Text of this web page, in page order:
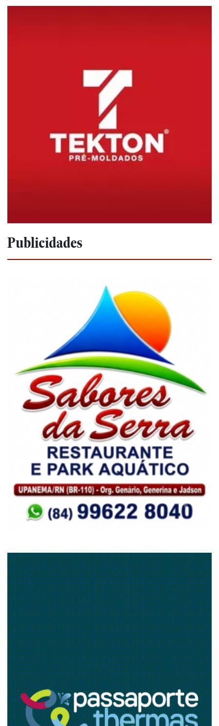
Publicidades